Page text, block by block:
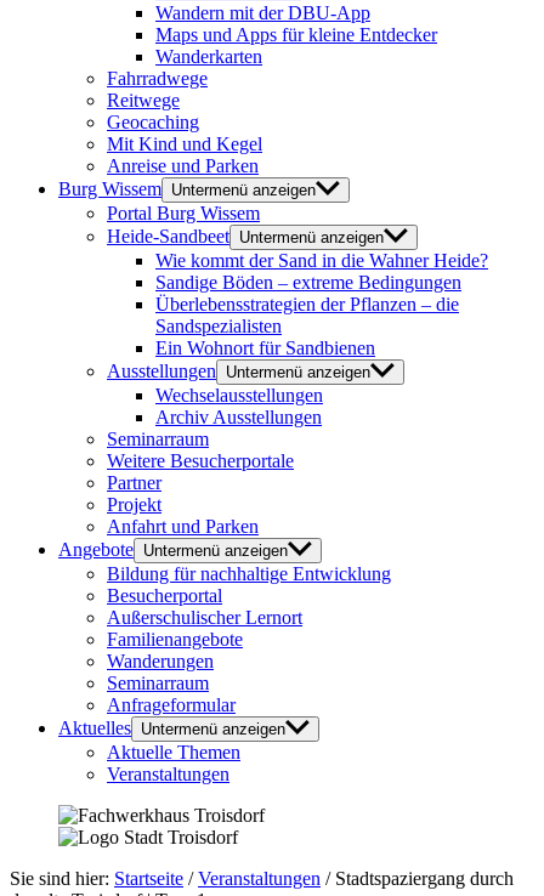
Wandern mit der DBU-App
Maps und Apps für kleine Entdecker
Wanderkarten
Fahrradwege
Reitwege
Geocaching
Mit Kind und Kegel
Anreise und Parken
Burg Wissem Untermenü anzeigen
Portal Burg Wissem
Heide-Sandbeet Untermenü anzeigen
Wie kommt der Sand in die Wahner Heide?
Sandige Böden – extreme Bedingungen
Überlebensstrategien der Pflanzen – die
Sandspezialisten
Ein Wohnort für Sandbienen
Ausstellungen
Untermenü anzeigen
Wechselausstellungen
Archiv Ausstellungen
Seminarraum
Weitere Besucherportale
Partner
Projekt
Anfahrt und Parken
Angebote Untermenü anzeigen
Bildung für nachhaltige Entwicklung
Besucherportal
Außerschulischer Lernort
Familienangebote
Wanderungen
Seminarraum
Anfrageformular
Aktuelles Untermenü anzeigen
Aktuelle Themen
Veranstaltungen
Sie sind hier: Startseite /Veranstaltungen / Stadtspaziergang durch